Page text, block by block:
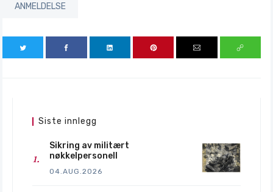
ANMELDELSE
Siste innlegg
Sikring av militært
nøkkelpersonell
04.AUG.2026